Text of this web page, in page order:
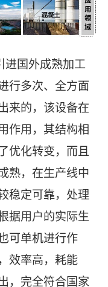
进国外成熟加工
行多次、全方面
来的，该设备在
作用，其结构相
优化转变，而且
熟，在生产线中
稳定可靠，处理
据用户的实际生
可单机进行作
效率高，耗能
，完全符合国家